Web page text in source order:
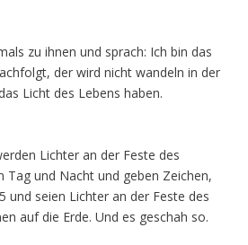
zu ihnen und sprach: Ich bin das
der wird nicht wandeln in der
Licht des Lebens haben.
Lichter an der Feste des
Tag und Nacht und geben Zeichen,
und seien Lichter an der Feste des
auf die Erde. Und es geschah so.